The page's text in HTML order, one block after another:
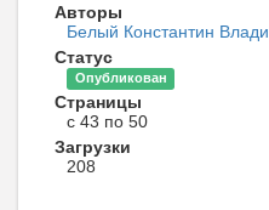
Авторы
Белый Константин
Статус
Опубликован
Страницы
с 43 по 50
Загрузки
208